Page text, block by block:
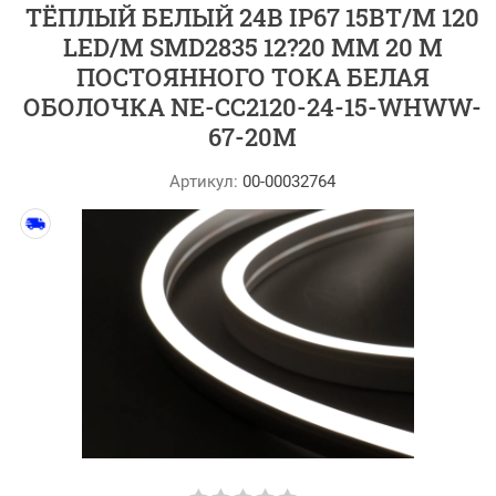
ТЁПЛЫЙ БЕЛЫЙ 24В IP67 15ВТ/М 120
LED/М SMD2835 12?20 ММ 20 М
ПОСТОЯННОГО ТОКА БЕЛАЯ
ОБОЛОЧКА NE-CC2120-24-15-WHWW-
67-20M
Артикул: 00-00032764